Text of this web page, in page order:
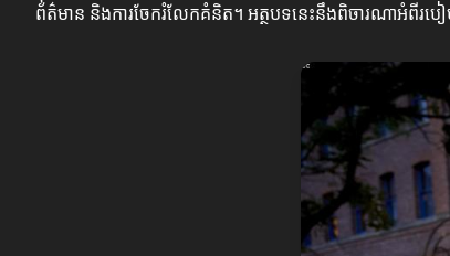
ព័ត៌មាន និងការចែករំលែកគំនិត។ អត្ថបទនេះនឹងពិចារណាអំពីរប